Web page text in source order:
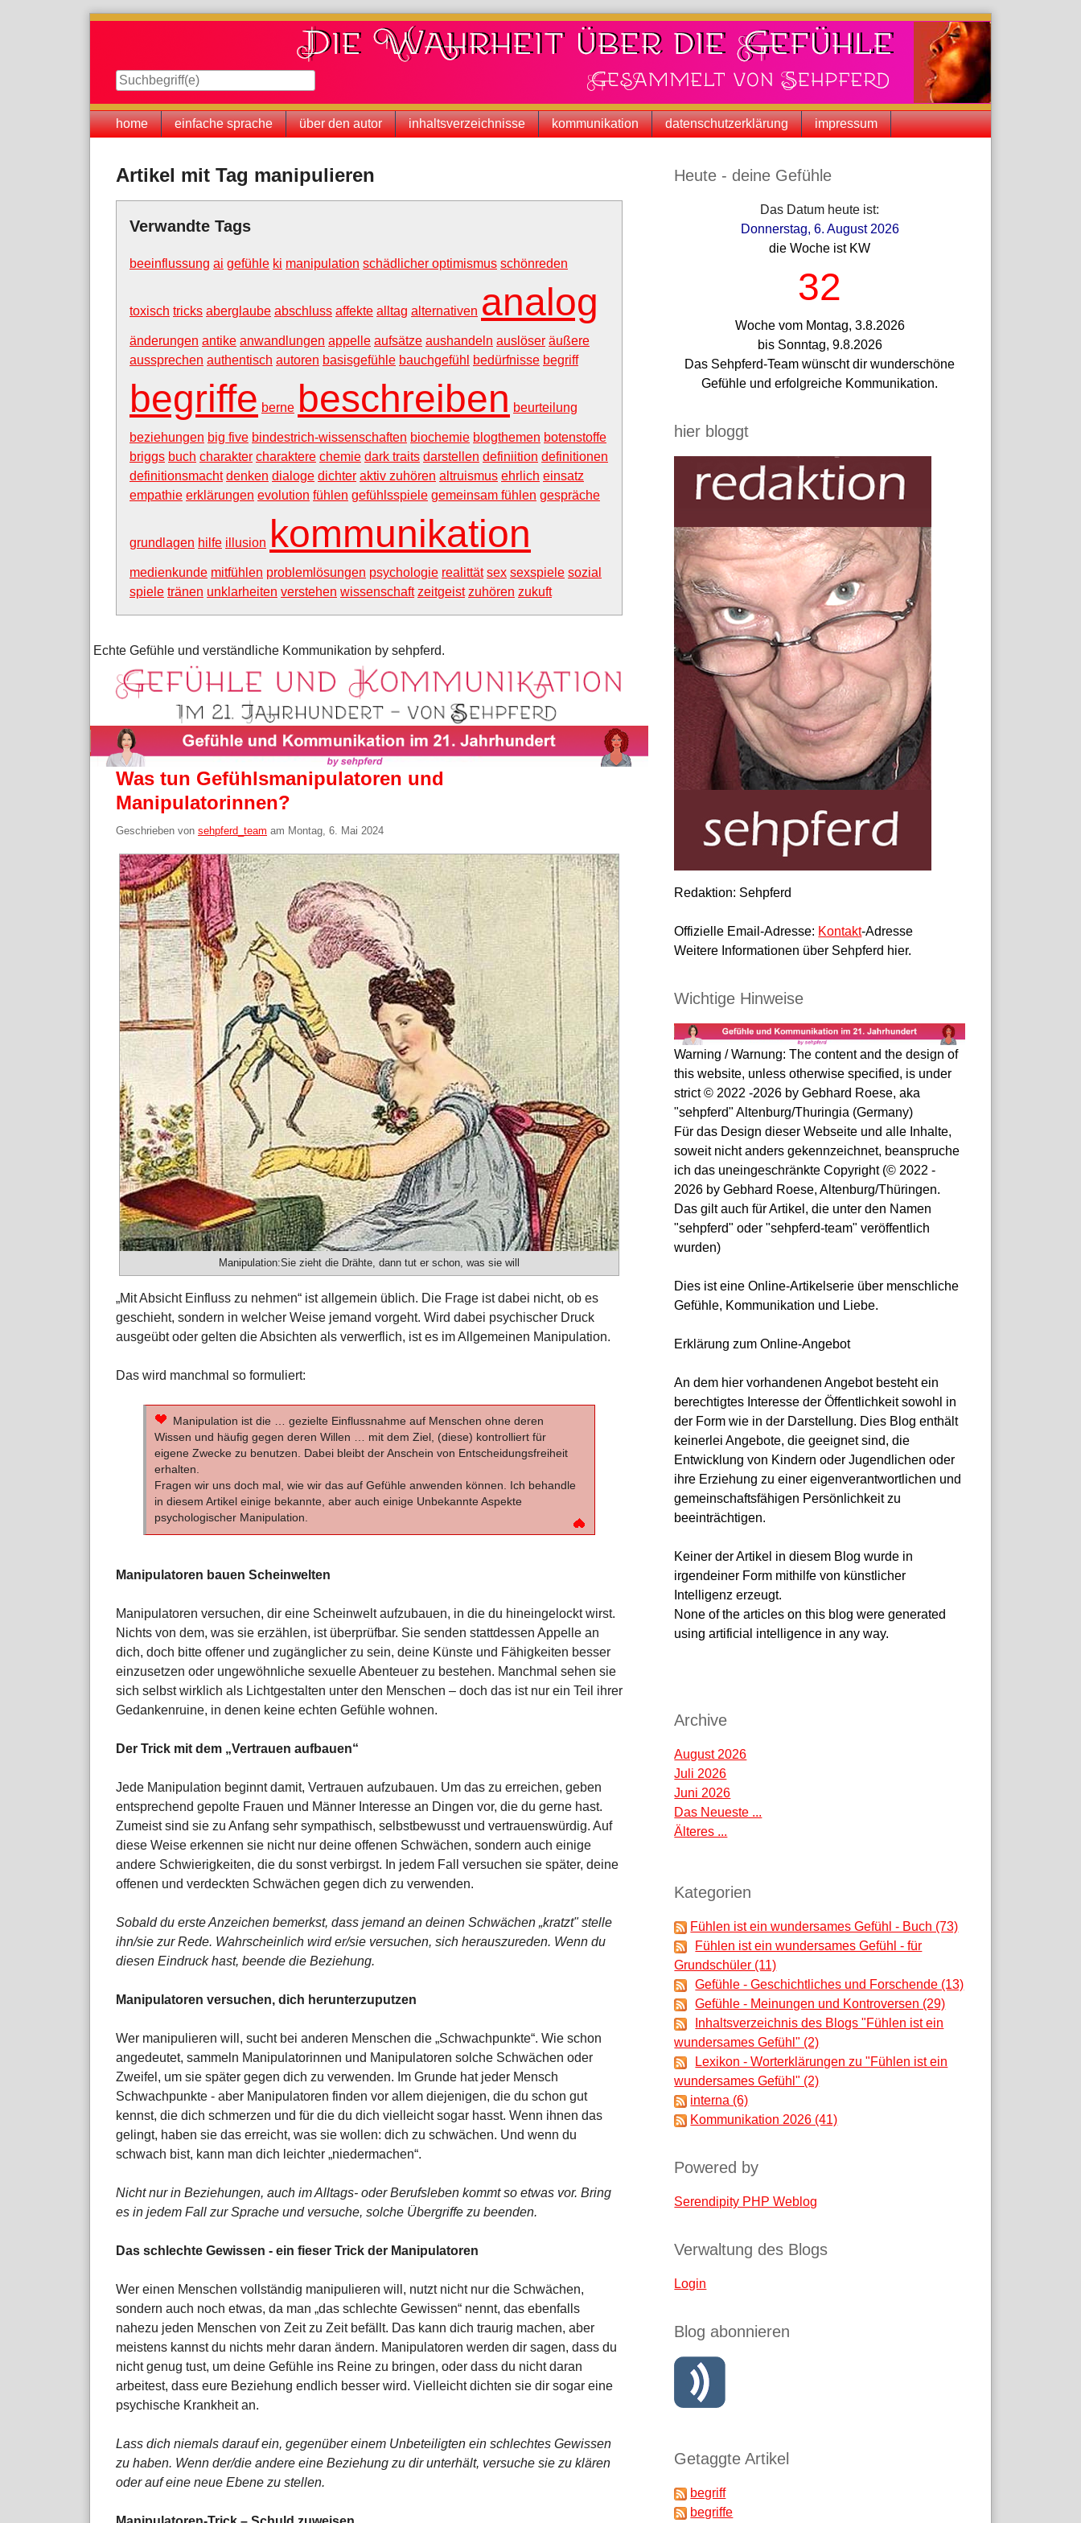
Navigation
home einfache sprache über den autor inhaltsverzeichnisse kommunikation datenschutzerklärung impressum
Artikel mit Tag manipulieren
Verwandte Tags
beeinflussung ai gefühle ki manipulation schädlicher optimismus schönreden
toxisch tricks aberglaube abschluss affekte alltag alternativen analog
änderungen antike anwandlungen appelle aufsätze aushandeln auslöser äußere
aussprechen authentisch autoren basisgefühle bauchgefühl bedürfnisse begriff
begriffe berne beschreiben beurteilung
beziehungen big five bindestrich-wissenschaften biochemie blogthemen botenstoffe
briggs buch charakter charaktere chemie dark traits darstellen definiition definitionen
definitionsmacht denken dialoge dichter aktiv zuhören altruismus ehrlich einsatz
empathie erklärungen evolution fühlen gefühlsspiele gemeinsam fühlen gespräche
grundlagen hilfe illusion kommunikation
medienkunde mitfühlen problemlösungen psychologie realittät sex sexspiele sozial
spiele tränen unklarheiten verstehen wissenschaft zeitgeist zuhören zukuft
Echte Gefühle und verständliche Kommunikation by sehpferd.
Was tun Gefühlsmanipulatoren und
Manipulatorinnen?
Geschrieben von sehpferd_team am Montag, 6. Mai 2024
Manipulation:Sie zieht die Drähte, dann tut er schon, was sie will
„Mit Absicht Einfluss zu nehmen“ ist allgemein üblich. Die Frage ist dabei nicht, ob es
geschieht, sondern in welcher Weise jemand vorgeht. Wird dabei psychischer Druck
ausgeübt oder gelten die Absichten als verwerflich, ist es im Allgemeinen Manipulation.
Das wird manchmal so formuliert:
Manipulation ist die … gezielte Einflussnahme auf Menschen ohne deren
Wissen und häufig gegen deren Willen … mit dem Ziel, (diese) kontrolliert für
eigene Zwecke zu benutzen. Dabei bleibt der Anschein von Entscheidungsfreiheit
erhalten.
Fragen wir uns doch mal, wie wir das auf Gefühle anwenden können. Ich behandle
in diesem Artikel einige bekannte, aber auch einige Unbekannte Aspekte
psychologischer Manipulation.
Manipulatoren bauen Scheinwelten
Manipulatoren versuchen, dir eine Scheinwelt aufzubauen, in die du hineingelockt wirst.
Nichts von dem, was sie erzählen, ist überprüfbar. Sie senden stattdessen Appelle an
dich, doch bitte offener und zugänglicher zu sein, deine Künste und Fähigkeiten besser
einzusetzen oder ungewöhnliche sexuelle Abenteuer zu bestehen. Manchmal sehen sie
sich selbst wirklich als Lichtgestalten unter den Menschen – doch das ist nur ein Teil ihrer
Gedankenruine, in denen keine echten Gefühle wohnen.
Der Trick mit dem „Vertrauen aufbauen“
Jede Manipulation beginnt damit, Vertrauen aufzubauen. Um das zu erreichen, geben
entsprechend gepolte Frauen und Männer Interesse an Dingen vor, die du gerne hast.
Zumeist sind sie zu Anfang sehr sympathisch, selbstbewusst und vertrauenswürdig. Auf
diese Weise erkennen sie nicht nur deine offenen Schwächen, sondern auch einige
andere Schwierigkeiten, die du sonst verbirgst. In jedem Fall versuchen sie später, deine
offenen und verdeckten Schwächen gegen dich zu verwenden.
Sobald du erste Anzeichen bemerkst, dass jemand an deinen Schwächen „kratzt" stelle
ihn/sie zur Rede. Wahrscheinlich wird er/sie versuchen, sich herauszureden. Wenn du
diesen Eindruck hast, beende die Beziehung.
Manipulatoren versuchen, dich herunterzuputzen
Wer manipulieren will, sucht bei anderen Menschen die „Schwachpunkte“. Wie schon
angedeutet, sammeln Manipulatorinnen und Manipulatoren solche Schwächen oder
Zweifel, um sie später gegen dich zu verwenden. Im Grunde hat jeder Mensch
Schwachpunkte - aber Manipulatoren finden vor allem diejenigen, die du schon gut
kennst, die dich schmerzen und für die du dich vielleicht sogar hasst. Wenn ihnen das
gelingt, haben sie das erreicht, was sie wollen: dich zu schwächen. Und wenn du
schwach bist, kann man dich leichter „niedermachen“.
Nicht nur in Beziehungen, auch im Alltags- oder Berufsleben kommt so etwas vor. Bring
es in jedem Fall zur Sprache und versuche, solche Übergriffe zu beenden.
Das schlechte Gewissen - ein fieser Trick der Manipulatoren
Wer einen Menschen vollständig manipulieren will, nutzt nicht nur die Schwächen,
sondern auch noch etwas, da man „das schlechte Gewissen“ nennt, das ebenfalls
nahezu jeden Menschen von Zeit zu Zeit befällt. Das kann dich traurig machen, aber
meistens kannst du nichts mehr daran ändern. Manipulatoren werden dir sagen, dass du
nicht genug tust, um deine Gefühle ins Reine zu bringen, oder dass du nicht daran
arbeitest, dass eure Beziehung endlich besser wird. Vielleicht dichten sie dir sogar eine
psychische Krankheit an.
Lass dich niemals darauf ein, gegenüber einem Unbeteiligten ein schlechtes Gewissen
zu haben. Wenn der/die andere eine Beziehung zu dir unterhält, versuche sie zu klären
oder auf eine neue Ebene zu stellen.
Seitenleiste
Heute - deine Gefühle
Das Datum heute ist:
Donnerstag, 6. August 2026
die Woche ist KW
32
Woche vom Montag, 3.8.2026
bis Sonntag, 9.8.2026
Das Sehpferd-Team wünscht dir wunderschöne
Gefühle und erfolgreiche Kommunikation.
hier bloggt
Redaktion: Sehpferd
Offizielle Email-Adresse: Kontakt-Adresse
Weitere Informationen über Sehpferd hier.
Wichtige Hinweise
Warning / Warnung: The content and the design of
this website, unless otherwise specified, is under
strict © 2022 -2026 by Gebhard Roese, aka
"sehpferd" Altenburg/Thuringia (Germany)
Für das Design dieser Webseite und alle Inhalte,
soweit nicht anders gekennzeichnet, beanspruche
ich das uneingeschränkte Copyright (© 2022 -
2026 by Gebhard Roese, Altenburg/Thüringen.
Das gilt auch für Artikel, die unter den Namen
"sehpferd" oder "sehpferd-team" veröffentlich
wurden)
Dies ist eine Online-Artikelserie über menschliche
Gefühle, Kommunikation und Liebe.
Erklärung zum Online-Angebot
An dem hier vorhandenen Angebot besteht ein
berechtigtes Interesse der Öffentlichkeit sowohl in
der Form wie in der Darstellung. Dies Blog enthält
keinerlei Angebote, die geeignet sind, die
Entwicklung von Kindern oder Jugendlichen oder
ihre Erziehung zu einer eigenverantwortlichen und
gemeinschaftsfähigen Persönlichkeit zu
beeinträchtigen.
Keiner der Artikel in diesem Blog wurde in
irgendeiner Form mithilfe von künstlicher
Intelligenz erzeugt.
None of the articles on this blog were generated
using artificial intelligence in any way.
Archive
August 2026
Juli 2026
Juni 2026
Das Neueste ...
Älteres ...
Kategorien
Fühlen ist ein wundersames Gefühl - Buch (73)
Fühlen ist ein wundersames Gefühl - für
Grundschüler (11)
Gefühle - Geschichtliches und Forschende (13)
Gefühle - Meinungen und Kontroversen (29)
Inhaltsverzeichnis des Blogs "Fühlen ist ein
wundersames Gefühl" (2)
Lexikon - Worterklärungen zu "Fühlen ist ein
wundersames Gefühl" (2)
interna (6)
Kommunikation 2026 (41)
Powered by
Serendipity PHP Weblog
Verwaltung des Blogs
Login
Blog abonnieren
Getaggte Artikel
begriff
begriffe